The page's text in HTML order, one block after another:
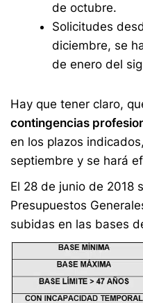
de octubre.
Solicitudes
diciembre, se
de enero del
Hay que tener claro,
contingencias
en los plazos
septiembre y se hará
El 28 de junio de 2018
Presupuestos
subidas en las bases